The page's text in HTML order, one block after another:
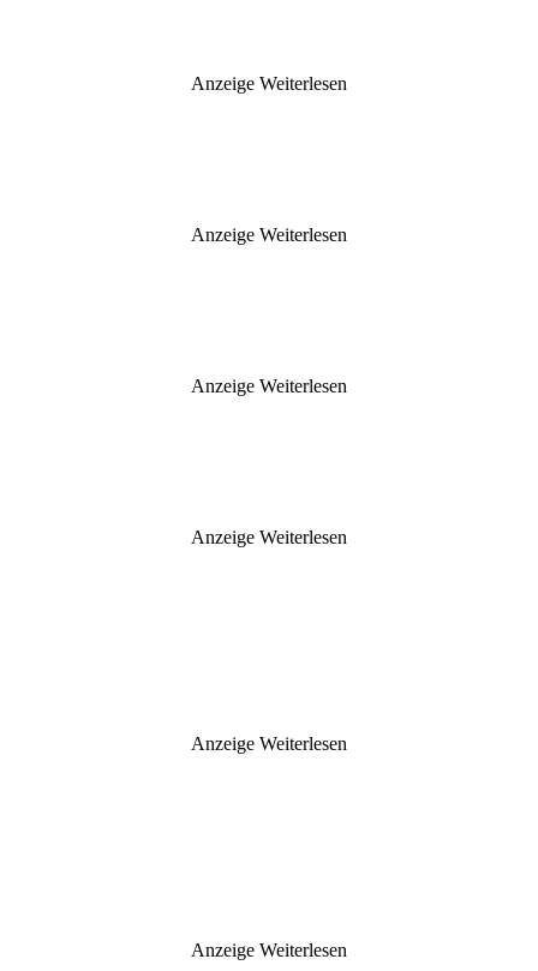
Anzeige Weiterlesen
Anzeige Weiterlesen
Anzeige Weiterlesen
Anzeige Weiterlesen
Anzeige Weiterlesen
Anzeige Weiterlesen